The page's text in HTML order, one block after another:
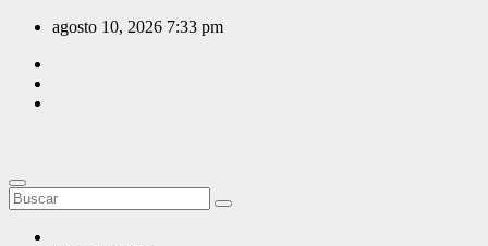
Saltar
contenido
agosto 10, 2026 7:33 pm